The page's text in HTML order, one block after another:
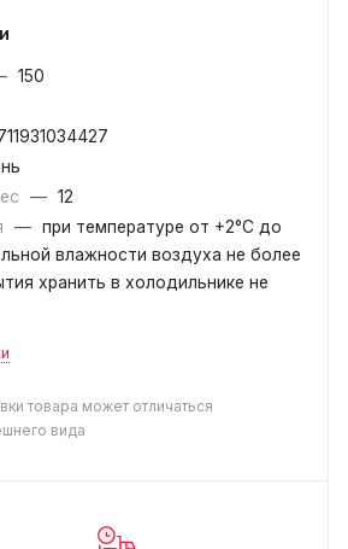
150
— 12
— при температуре от +2°С до
влажности воздуха не более
хранить в холодильнике не
товара может отличаться
вида